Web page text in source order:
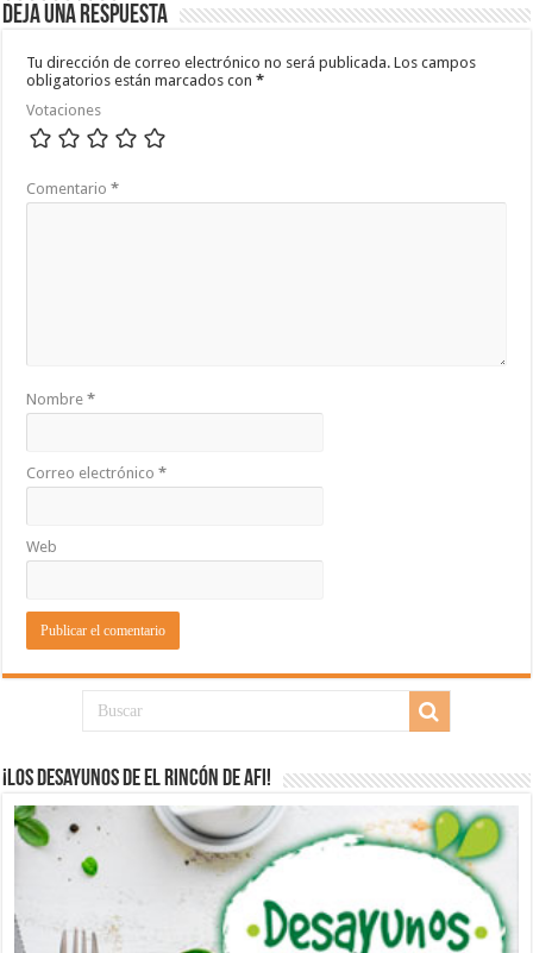
Deja una respuesta
Tu dirección de correo electrónico no será publicada. Los campos
obligatorios están marcados con*
Votaciones
Comentario*
Nombre*
Correo electrónico*
Web
¡Los desayunos de El Rincón de Afi!